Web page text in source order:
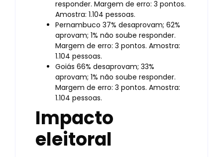
responder. Margem de erro: 3 pontos.
Amostra: 1.104 pessoas.
Pernambuco 37% desaprovam; 62%
aprovam; 1% não soube responder.
Margem de erro: 3 pontos. Amostra:
1.104 pessoas.
Goiás 66% desaprovam; 33%
aprovam; 1% não soube responder.
Margem de erro: 3 pontos. Amostra:
1.104 pessoas.
Impacto
eleitoral